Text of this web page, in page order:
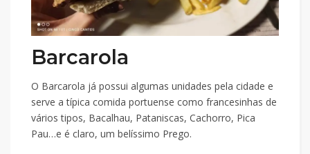
Barcarola
O Barcarola já possui algumas unidades pela cidade e
serve a típica comida portuense como francesinhas de
vários tipos, Bacalhau, Pataniscas, Cachorro, Pica
Pau…e é claro, um belíssimo Prego.